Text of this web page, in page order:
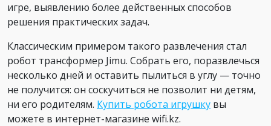
игре, выявлению более действенных способов
решения практических задач.
Классическим примером такого развлечения стал
робот трансформер Jimu. Собрать его, поразвлечься
несколько дней и оставить пылиться в углу — точно
не получится: он соскучиться не позволит ни детям,
ни его родителям. Купить робота игрушку вы
можете в интернет-магазине wifi.kz.